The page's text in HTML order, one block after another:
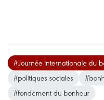
#Journée internationale du
#politiques sociales
#fondement du bonheur